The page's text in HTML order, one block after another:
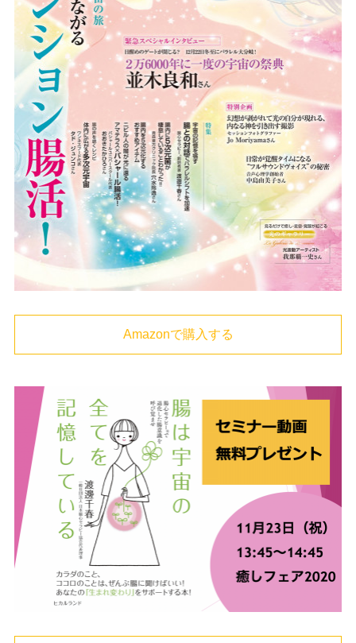
Amazonで購入する